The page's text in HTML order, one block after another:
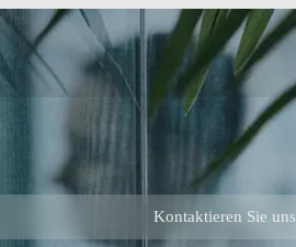
Kontaktieren Sie uns